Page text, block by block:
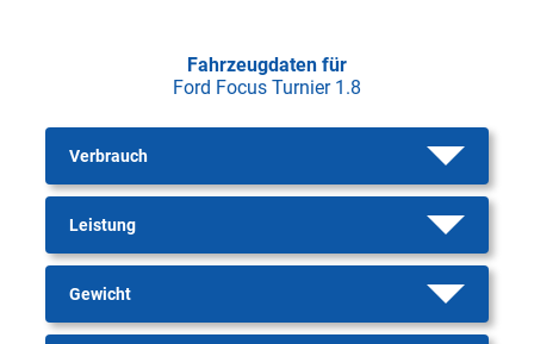
Fahrzeugdaten für
Ford Focus Turnier 1.8
Verbrauch
Leistung
Gewicht